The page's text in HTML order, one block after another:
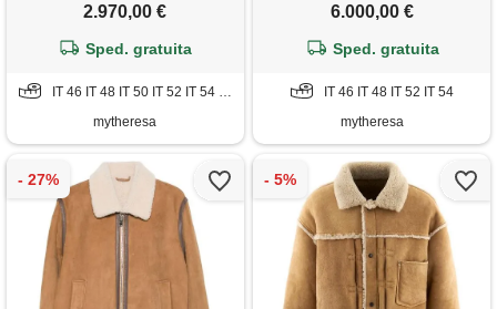
2.970,00 €
Sped. gratuita
IT 46 IT 48 IT 50 IT 52 IT 54 IT 56
mytheresa
6.000,00 €
Sped. gratuita
IT 46 IT 48 IT 52 IT 54
mytheresa